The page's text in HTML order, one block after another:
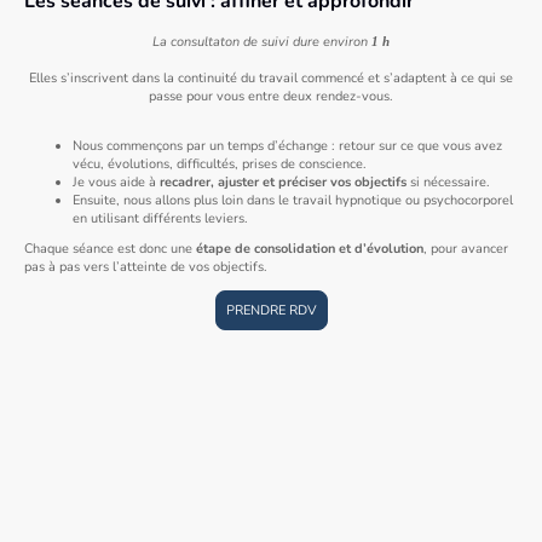
La consultaton de suivi dure environ 1 h
Elles s’inscrivent dans la continuité du travail commencé et s’adaptent à ce qui se
passe pour vous entre deux rendez-vous.
Nous commençons par un temps d’échange : retour sur ce que vous avez
vécu, évolutions, difficultés, prises de conscience.
Je vous aide à recadrer, ajuster et préciser vos objectifs si nécessaire.
Ensuite, nous allons plus loin dans le travail hypnotique ou psychocorporel
en utilisant différents leviers.
Chaque séance est donc une étape de consolidation et d’évolution, pour avancer
pas à pas vers l’atteinte de vos objectifs.
PRENDRE RDV